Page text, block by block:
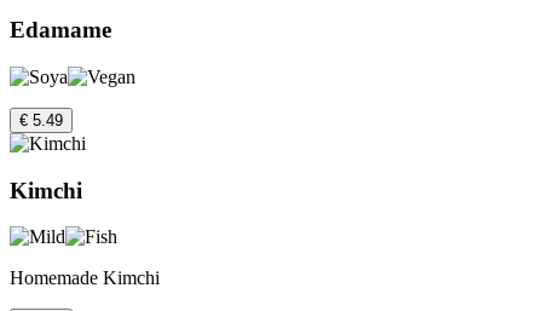
Edamame
€ 5.49
Kimchi
Homemade Kimchi